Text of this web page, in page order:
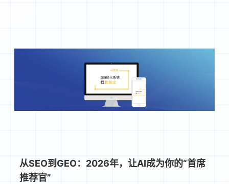
从SEO到GEO：2026年，让AI成为你的“首席
推荐官”